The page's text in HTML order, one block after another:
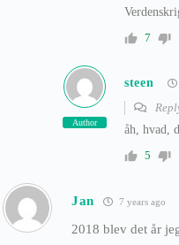
7
Author
steen
åh, hvad,
5
Jan 7 years ago
2018 blev det år